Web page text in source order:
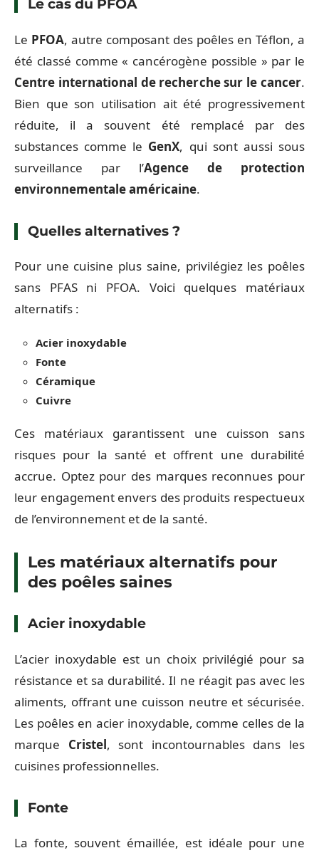
Le cas du PFOA
Le PFOA, autre composant des poêles en Téflon, a
été classé comme « cancérogène possible » par le
Centre international de recherche sur le cancer.
Bien que son utilisation ait été progressivement
réduite, il a souvent été remplacé par des
substances comme le GenX, qui sont aussi sous
surveillance par l’Agence de protection
environnementale américaine.
Quelles alternatives ?
Pour une cuisine plus saine, privilégiez les poêles
sans PFAS ni PFOA. Voici quelques matériaux
alternatifs :
Acier inoxydable
Fonte
Céramique
Cuivre
Ces matériaux garantissent une cuisson sans
risques pour la santé et offrent une durabilité
accrue. Optez pour des marques reconnues pour
leur engagement envers des produits respectueux
de l’environnement et de la santé.
Les matériaux alternatifs pour
des poêles saines
Acier inoxydable
L’acier inoxydable est un choix privilégié pour sa
résistance et sa durabilité. Il ne réagit pas avec les
aliments, offrant une cuisson neutre et sécurisée.
Les poêles en acier inoxydable, comme celles de la
marque Cristel, sont incontournables dans les
cuisines professionnelles.
Fonte
La fonte, souvent émaillée, est idéale pour une